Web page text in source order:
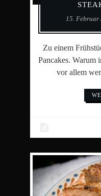
15. Februar
Zu einem
Pancakes. Warum
vor allem